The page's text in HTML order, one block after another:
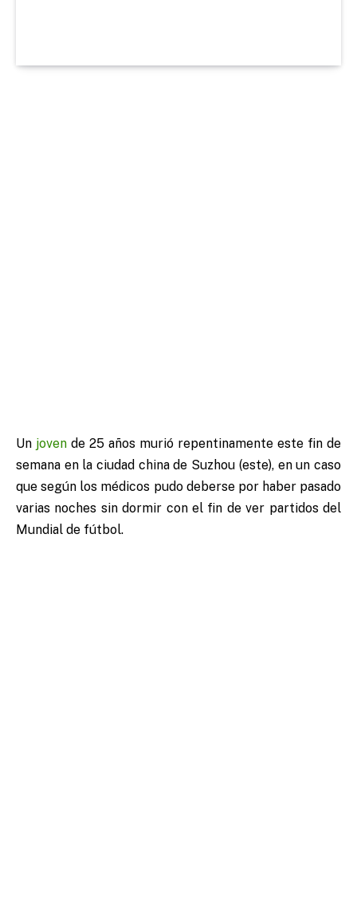
Un joven de 25 años murió repentinamente este fin de
semana en la ciudad china de Suzhou (este), en un caso
que según los médicos pudo deberse por haber pasado
varias noches sin dormir con el fin de ver partidos del
Mundial de fútbol.